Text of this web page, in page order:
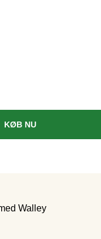
KØB NU
Walley